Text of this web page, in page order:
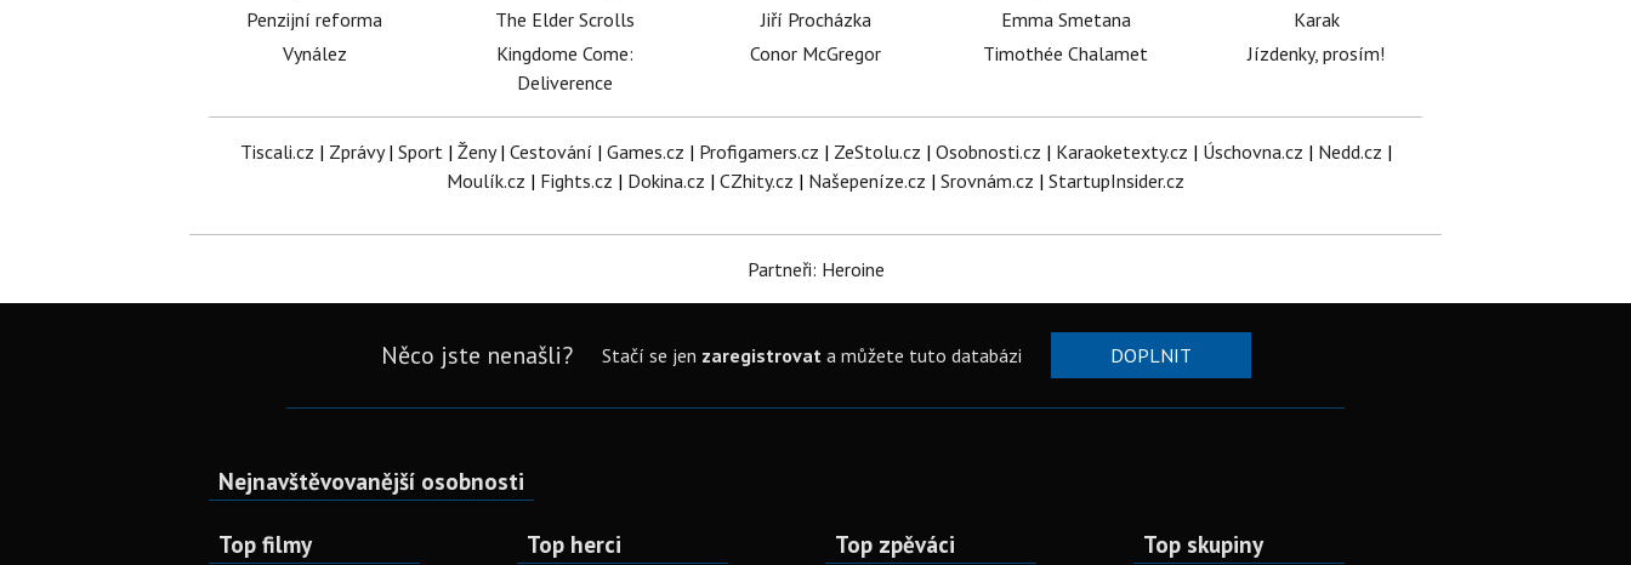
Penzijní reforma
Vynález
The Elder Scrolls
Kingdome Come:
Deliverence
Jiří Procházka
Conor McGregor
Emma Smetana
Timothée Chalamet
Karak
Jízdenky, prosím!
Tiscali.cz | Zprávy| Sport| Ženy| Cestování | Games.cz | Profigamers.cz | ZeStolu.cz | Osobnosti.cz | Karaoketexty.cz | Úschovna.cz | Nedd.cz |
Moulík.cz | Fights.cz | Dokina.cz | CZhity.cz | Našepeníze.cz | Srovnám.cz | StartupInsider.cz
Partneři: Heroine
Něco jste nenašli? Stačí se jen zaregistrovata můžete tuto databázi DOPLNIT
Nejnavštěvovanější osobnosti
Top filmy Top herci Top zpěváci Top skupiny